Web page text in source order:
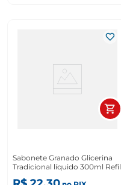
Sabonete Granado Glicerina
Tradicional líquido 300ml Refil